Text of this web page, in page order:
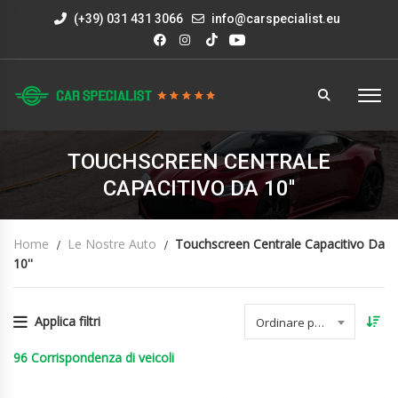
(+39) 031 431 3066 info@carspecialist.eu
TOUCHSCREEN CENTRALE
CAPACITIVO DA 10''
Home Le Nostre Auto
Touchscreen Centrale Capacitivo Da
10''
Applica filtri Ordinare per data
96 Corrispondenza di veicoli